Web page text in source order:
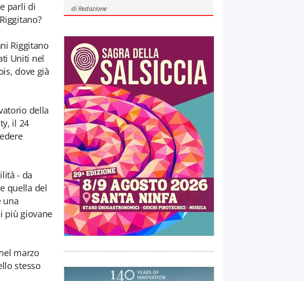
parli di
Riggitano
Uniti nel
dove già
della
il 24
- da
quella del
una
più giovane
marzo
stesso
diRedazione